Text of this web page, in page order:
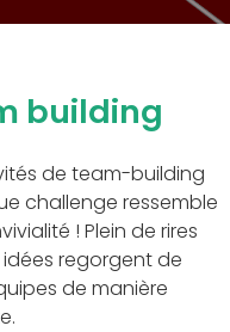
building
de team-building
challenge ressemble
! Plein de rires
regorgent de
de manière